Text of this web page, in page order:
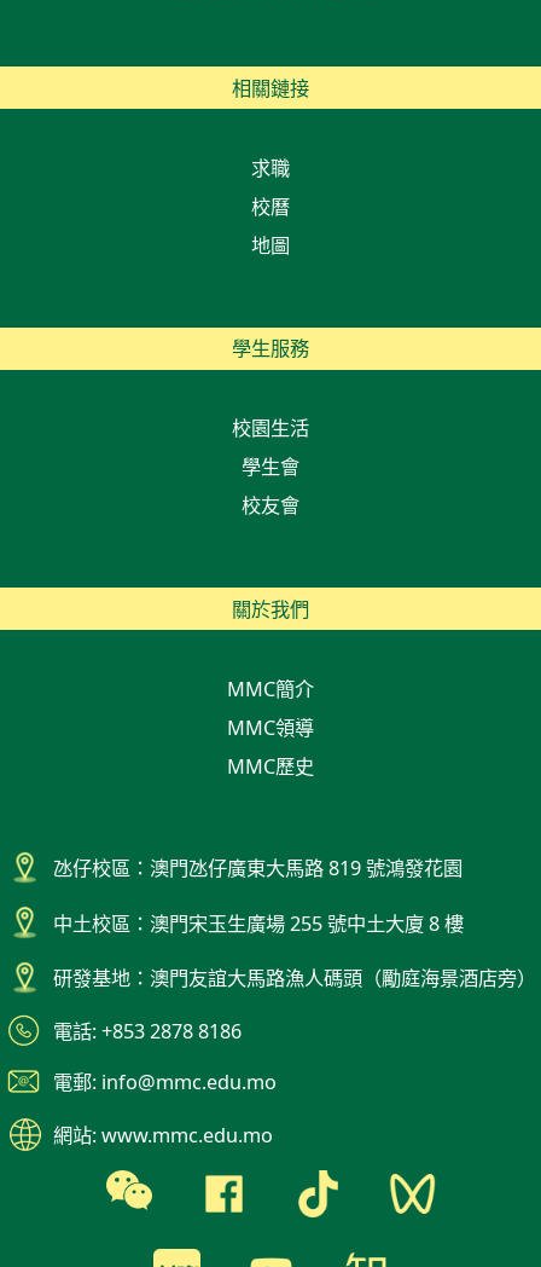
相關鏈接
求職
校曆
地圖
學生服務
校園生活
學生會
校友會
關於我們
MMC簡介
MMC領導
MMC歷史
氹仔校區：澳門氹仔廣東大馬路 819 號鴻發花園
中土校區：澳門宋玉生廣場 255 號中土大廈 8 樓
研發基地：澳門友誼大馬路漁人碼頭（勵庭海景酒店旁）
電話: +853 2878 8186
電郵: info@mmc.edu.mo
網站: www.mmc.edu.mo